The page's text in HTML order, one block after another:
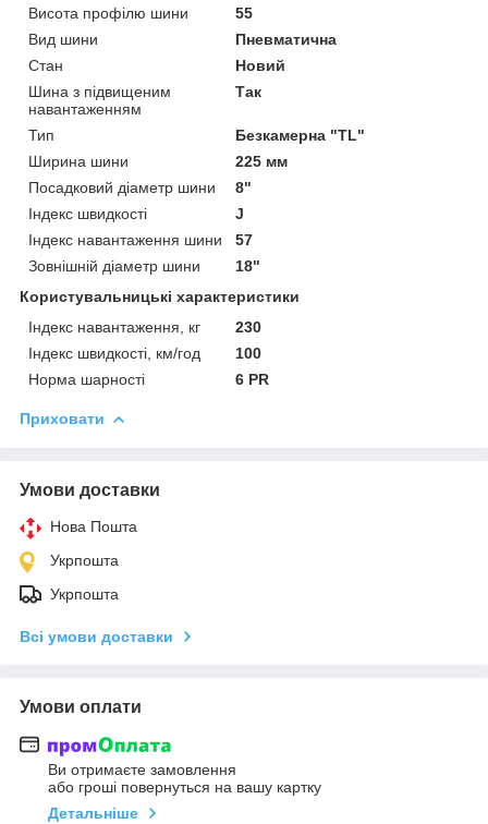
Висота профілю шини
55
Вид шини
Пневматична
Стан
Новий
Шина з підвищеним
навантаженням
Так
Тип
Безкамерна "TL"
Ширина шини
225 мм
Посадковий діаметр шини
8"
Індекс швидкості
J
Індекс навантаження шини
57
Зовнішній діаметр шини
18"
Користувальницькі характеристики
Індекс навантаження, кг
230
Індекс швидкості, км/год
100
Норма шарності
6 PR
Приховати
Умови доставки
Нова Пошта
Укрпошта
Укрпошта
Всі умови доставки
Умови оплати
Ви отримаєте замовлення
або гроші повернуться на вашу картку
Детальніше